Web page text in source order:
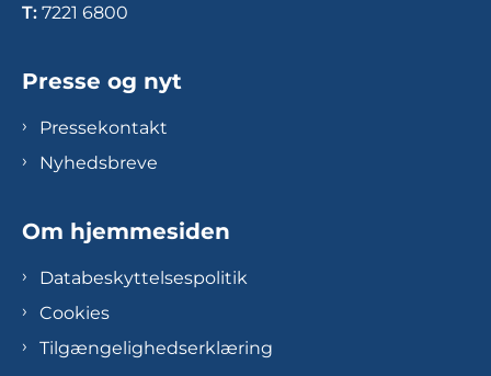
T: 7221 6800
Presse og nyt
Pressekontakt
Nyhedsbreve
Om hjemmesiden
Databeskyttelsespolitik
Cookies
Tilgængelighedserklæring